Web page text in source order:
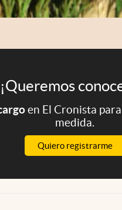
¡Queremos
en El Cronista
medida.
Quiero registrarme